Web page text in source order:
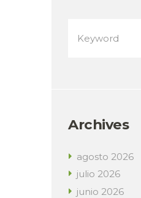
Archives
agosto 2026
julio 2026
junio 2026